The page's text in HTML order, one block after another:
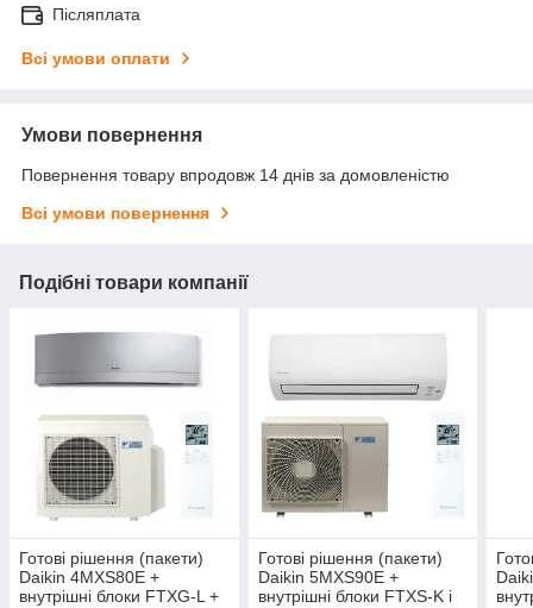
Післяплата
Всі умови оплати
Умови повернення
Повернення товару впродовж 14 днів за домовленістю
Всі умови повернення
Подібні товари компанії
Готові рішення (пакети)
Daikin 4MXS80E +
внутрішні блоки FTXG-L +
Готові рішення (пакети)
Daikin 5MXS90E +
внутрішні блоки FTXS-K і